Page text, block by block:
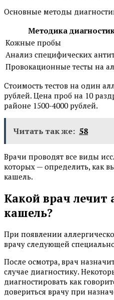
Основные методы
Методика
Кожные пробы
Анализ специфических
Провокационные тесты на
Стоимость тестов на один
рублей. Цена проб на 10
районе 1500-4000 рублей.
Читать так же: 58
Врачи проводят все виды
которых — определить, как
кашель.
Какой врач лечит
кашель?
При появлении
врачу следующей
После осмотра, врач
случае диагностику.
диагностировать как
довериться врачу при